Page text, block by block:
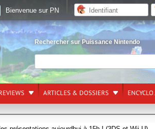
Rechercher sur Puissance Nintendo
ARTICLES & DOSSIERS ENCYCLO.
Bienvenue sur PN